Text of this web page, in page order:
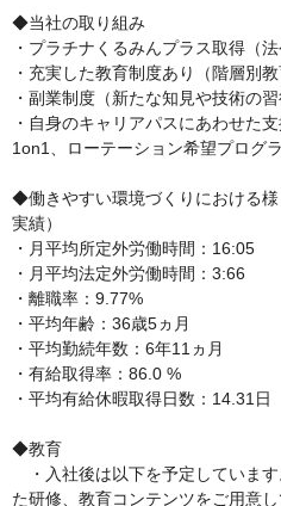
◆当社の取り組み
・プラチナくるみんプラス取得（
・充実した教育制度あり（階層別
・副業制度（新たな知見や技術の習
・自身のキャリアパスにあわせた
1on1、ローテーション希望プログラ
◆働きやすい環境づくりにおける
実績）
・月平均所定外労働時間：16:05
・月平均法定外労働時間：3:66
・離職率：9.77%
・平均年齢：36歳5ヵ月
・平均勤続年数：6年11ヵ月
・有給取得率：86.0 %
・平均有給休暇取得日数：14.31日
◆教育
・入社後は以下を予定していま
た研修、教育コンテンツをご用意